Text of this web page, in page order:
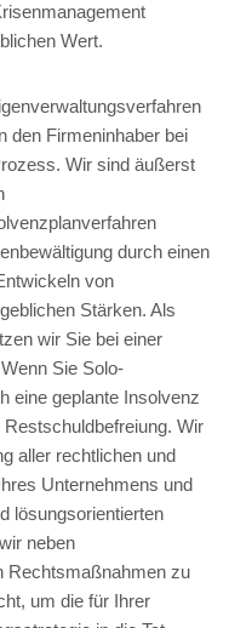
Wert.
den Firmeninhaber bei
Wir sind äußerst
durch einen
von
Stärken. Als
wir Sie bei einer
Sie Solo-
eine geplante Insolvenz
Wir
aller rechtlichen und
Unternehmens und
lösungsorientierten
neben
Rechtsmaßnahmen zu
um die für Ihrer